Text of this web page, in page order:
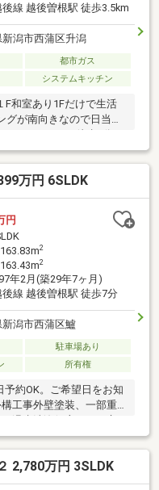
後線 越後曽根駅 徒歩3.5km
新潟市西蒲区升潟
都市ガス
システムキッチン
F和室あり1Fだけで生活
が南向きなので日当た
西中学校：徒歩5分《住
）借入期間：35年ボーナ
月々19195円
万円 6SLDK
円
2
2
年2月(築29年7ヶ月)
後線 越後曽根駅 徒歩7分
新潟市西蒲区鱸
駐車場あり
所有権
約OK。ご希望日をお知
工事外壁塗装、一部重
湯器交換、火災警報器設
本物件は条件により住
構造上主要な部分の欠
いてお引渡しより２年間
2,780万円 3SLDK